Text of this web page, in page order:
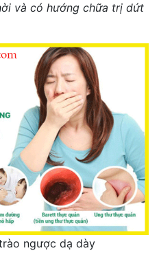
và có hướng chữa trị dứt
ngược dạ dày